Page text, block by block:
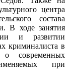
центра
состава
В ходе занятия
и развитии
криминалиста в
о современных
при